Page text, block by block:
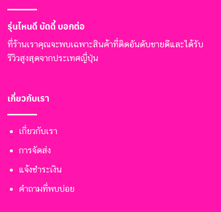
รุ่นไหนดี บัดดี้ บอกต่อ
ที่ร้านเราคุณจะพบเฉพาะสินค้าที่ติดอันดับขายดีและได้รับ
รีวิวสูงสุดจากประเทศญี่ปุ่น
เกี่ยวกับเรา
เกี่ยวกับเรา
การจัดส่ง
แจ้งชำระเงิน
คำถามที่พบบ่อย